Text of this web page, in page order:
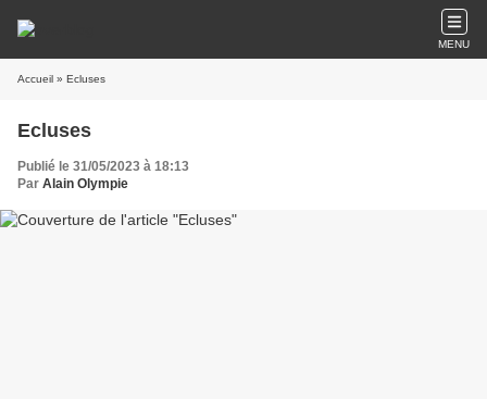
MENU
Accueil » Ecluses
Ecluses
Publié le 31/05/2023 à 18:13
Par Alain Olympie